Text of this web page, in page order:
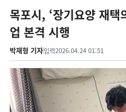
목포시, ‘장기요양 재택
업 본격 시행
박재형 기자입력2026.04.24 01:51